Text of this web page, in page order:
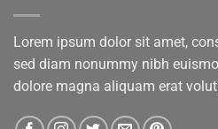
Lorem ipsum dolor sit amet,
sed diam nonummy nibh
dolore magna aliquam erat